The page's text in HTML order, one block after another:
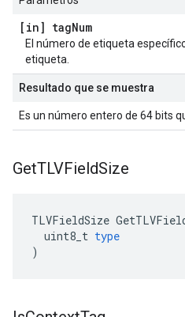
[in] tagNum
El número de etiqueta
etiqueta.
Resultado que se muestra
Es un número entero de 64 bits
GetTLVFieldSize
TLVFieldSize
uint8_t type
)